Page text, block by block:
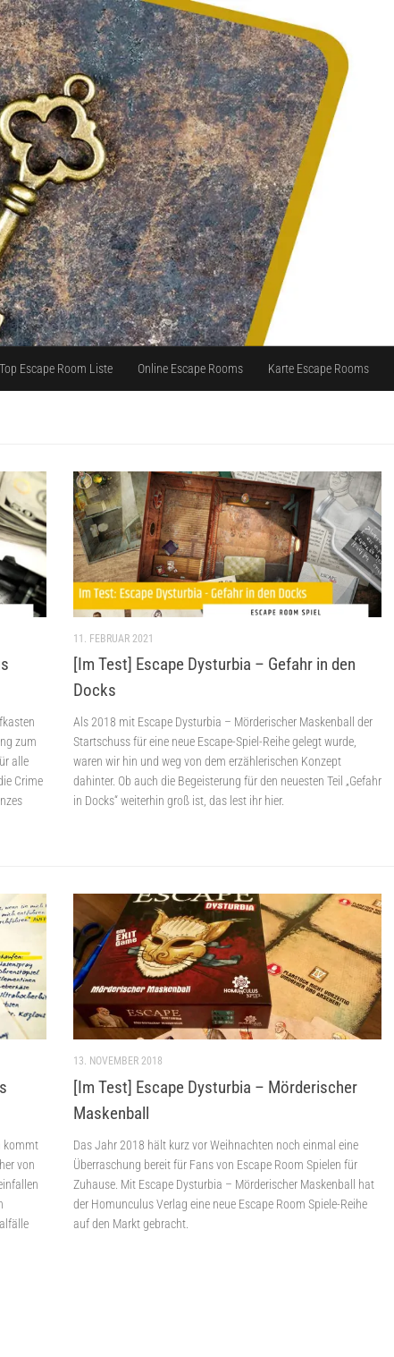
Top Escape Room Liste Online Escape Rooms Karte Escape Rooms
zum
alle
Crime
11. FEBRUAR 2021
[Im Test] Escape Dysturbia – Gefahr in den
Docks
Als 2018 mit Escape Dysturbia – Mörderischer Maskenball der
Startschuss für eine neue Escape-Spiel-Reihe gelegt wurde,
waren wir hin und weg von dem erzählerischen Konzept
dahinter. Ob auch die Begeisterung für den neuesten Teil „Gefahr
in Docks“ weiterhin groß ist, das lest ihr hier.
kommt
von
13. NOVEMBER 2018
[Im Test] Escape Dysturbia – Mörderischer
Maskenball
Das Jahr 2018 hält kurz vor Weihnachten noch einmal eine
Überraschung bereit für Fans von Escape Room Spielen für
Zuhause. Mit Escape Dysturbia – Mörderischer Maskenball hat
der Homunculus Verlag eine neue Escape Room Spiele-Reihe
auf den Markt gebracht.